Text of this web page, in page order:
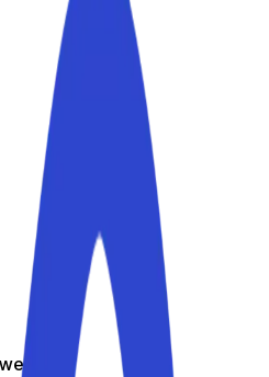
in Albissola
56